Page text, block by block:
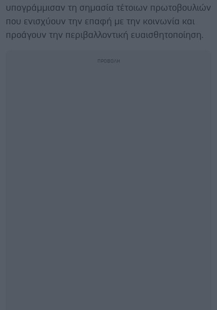
υπογράμμισαν τη σημασία τέτοιων πρωτοβουλιών
που ενισχύουν την επαφή με την κοινωνία και
προάγουν την περιβαλλοντική ευαισθητοποίηση.